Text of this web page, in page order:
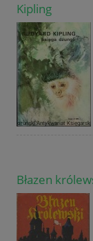
Kipling
Błazen